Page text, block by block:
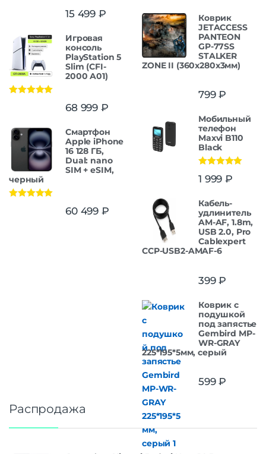
15 499 ₽
Игровая
консоль
PlayStation 5
Slim (CFI-
2000 A01)
68 999 ₽
Смартфон
Apple iPhone
16 128 ГБ,
Dual: nano
SIM + eSIM,
черный
60 499 ₽
Коврик
JETACCESS
PANTEON
GP-77SS
STALKER
ZONE II (360x280x3мм)
799₽
Мобильный
телефон
Maxvi B110
Black
из 5
1 999 ₽
Кабель-
удлинитель
AM-AF, 1.8m,
USB 2.0, Pro
Cablexpert
CCP-USB2-AMAF-6
399₽
Коврик с
подушкой
под запястье
Gembird MP-
WR-GRAY
225*195*5мм, серый
599₽
Распродажа